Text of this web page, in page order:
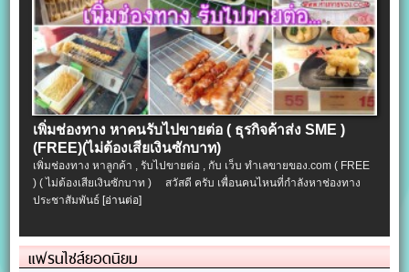
เพิ่มช่องทาง หาคนรับไปขายต่อ ( ธุรกิจค้าส่ง SME )
(FREE)(ไม่ต้องเสียเงินซักบาท)
เพิ่มช่องทาง หาลูกค้า , รับไปขายต่อ , กับ เว็บ ทำเลขายของ.com ( FREE
) ( ไม่ต้องเสียเงินซักบาท ) สวัสดี ครับ เพื่อนคนไหนที่กำลังหาช่องทาง
ประชาสัมพันธ์[อ่านต่อ]
แฟรนไชส์ยอดนิยม